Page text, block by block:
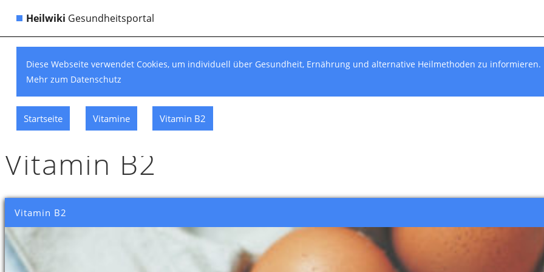
Heilwiki Gesundheitsportal
Diese Webseite verwendet Cookies, um individuell über Gesundheit, Ernährung und alternative Heilmethoden zu informieren.
Mehr zum Datenschutz
Startseite Vitamine Vitamin B2
Vitamin B2
Vitamin B2